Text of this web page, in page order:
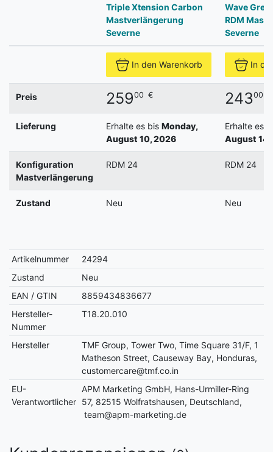
Triple Xtension Carbon
Mastverlängerung
Severne
Wave
RDM
Severne
In den Warenkorb In
Preis 25900 € 24300
Lieferung Erhalte es bis Monday,
August 10, 2026
Erhalte es
August 14,
Konfiguration
Mastverlängerung
RDM 24 RDM 24
Zustand Neu Neu
Artikelnummer
24294
Zustand
Neu
EAN / GTIN
8859434836677
Hersteller-
Nummer
T18.20.010
Hersteller
TMF Group, Tower Two, Time Square 31/F, 1
Matheson Street, Causeway Bay, Honduras,
customercare@tmf.co.in
EU-
Verantwortlicher
APM Marketing GmbH, Hans-Urmiller-Ring
57, 82515 Wolfratshausen, Deutschland,
team@apm-marketing.de